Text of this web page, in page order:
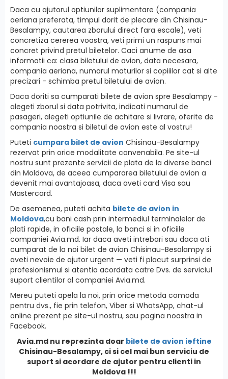
Daca cu ajutorul optiunilor suplimentare (compania
aeriana preferata, timpul dorit de plecare din Chisinau-
Besalampy, cautarea zborului direct fara escale), veti
concretiza cererea voastra, veti primi un raspuns mai
concret privind pretul biletelor. Caci anume de asa
informatii ca: clasa biletului de avion, data necesara,
compania aeriana, numarul maturilor si copiiilor cat si alte
precizari - schimba pretul biletului de avion.
Daca doriti sa cumparati bilete de avion spre Besalampy -
alegeti zborul si data potrivita, indicati numarul de
pasageri, alegeti optiunile de achitare si livrare, oferite de
compania noastra si biletul de avion este al vostru!
Puteti cumpara bilet de avion Chisinau-Besalampy
rezervat prin orice modalitate convenabila. Pe site-ul
nostru sunt prezente servicii de plata de la diverse banci
din Moldova, de aceea cumpararea biletului de avion a
devenit mai avantajoasa, daca aveti card Visa sau
Mastercard.
De asemenea, puteti achita bilete de avion in
Moldova,cu bani cash prin intermediul terminalelor de
plati rapide, in oficiile postale, la banci si in oficiile
companiei Avia.md. Iar daca aveti intrebari sau daca ati
cumparat de la noi bilet de avion Chisinau-Besalampy si
aveti nevoie de ajutor urgent — veti fi placut surprinsi de
profesionismul si atentia acordata catre Dvs. de serviciul
suport clientilor al companiei Avia.md.
Mereu puteti apela la noi, prin orice metoda comoda
pentru dvs., fie prin telefon, Viber si WhatsApp, chat-ul
online prezent pe site-ul nostru, sau pagina noastra in
Facebook.
Avia.md nu reprezinta doar bilete de avion ieftine
Chisinau-Besalampy, ci si cel mai bun serviciu de
suport si acordare de ajutor pentru clienti in
Moldova !!!